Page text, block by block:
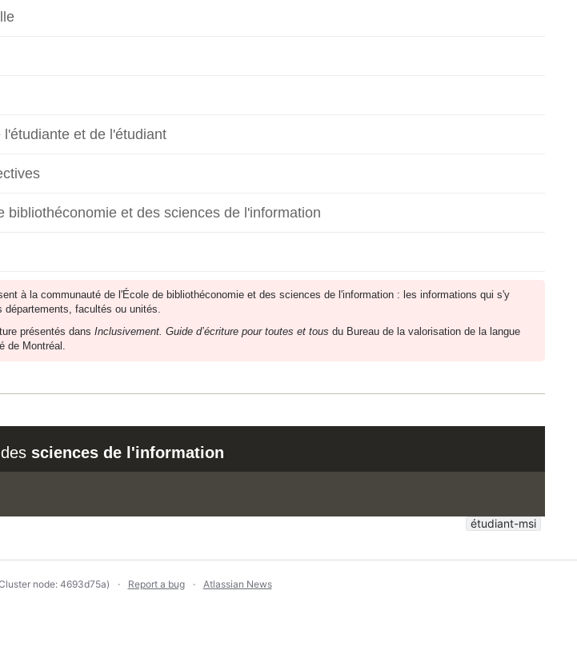
et de l'étudiant
bibliothéconomie et des sciences de l'information
à la communauté de l'École de bibliothéconomie et des sciences de l'information : les informations qui s'y
départements, facultés ou unités.
présentés dans Inclusivement. Guide d’écriture pour toutes et tous du Bureau de la valorisation de la langue
de Montréal.
sciences de l'information
étudiant-msi
node: 4693d75a) Report a bug Atlassian News